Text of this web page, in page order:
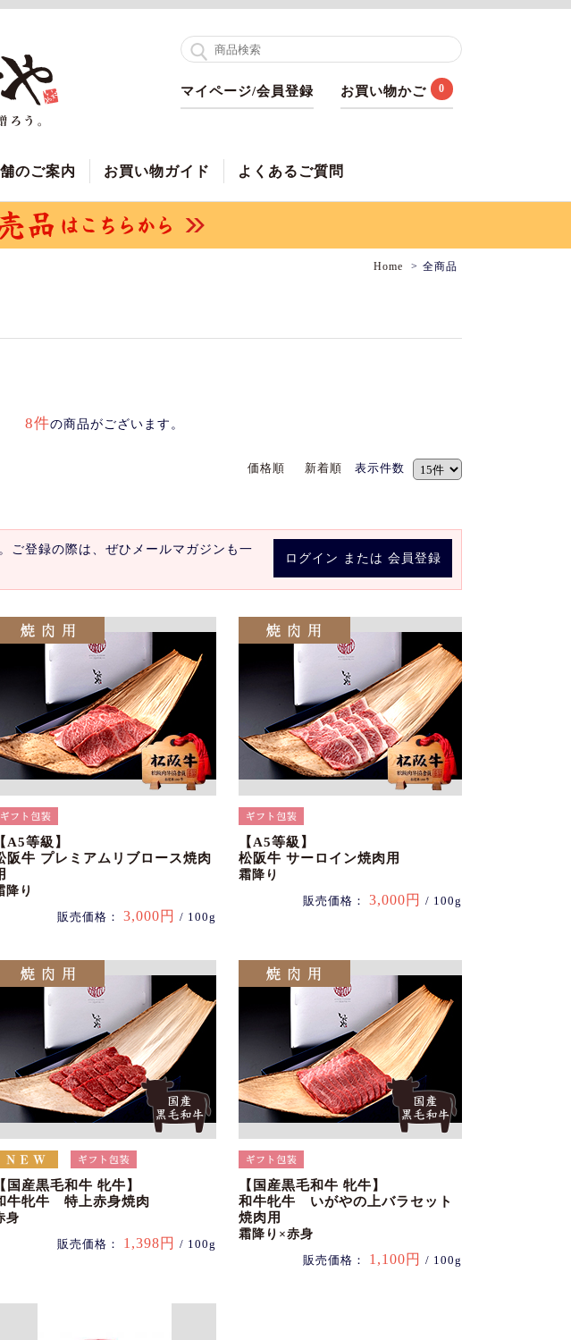
マイページ/会員登録 お買い物かご 0
のご案内 お買い物ガイド よくあるご質問
Home 全商品
8件の商品がございます。
価格順 新着順 表示件数
ログイン または 会員登録
ご登録の際は、ぜひメールマガジンも一
【A5等級】
阪牛 プレミアムリブロース焼肉
降り
販売価格： 3,000円 / 100g
【A5等級】
松阪牛 サーロイン焼肉用
霜降り
販売価格： 3,000円 / 100g
【国産黒毛和牛 牝牛】
牛牝牛 特上赤身焼肉
身
販売価格： 1,398円 / 100g
【国産黒毛和牛 牝牛】
和牛牝牛 いがやの上バラセット
焼肉用
霜降り×赤身
販売価格： 1,100円 / 100g